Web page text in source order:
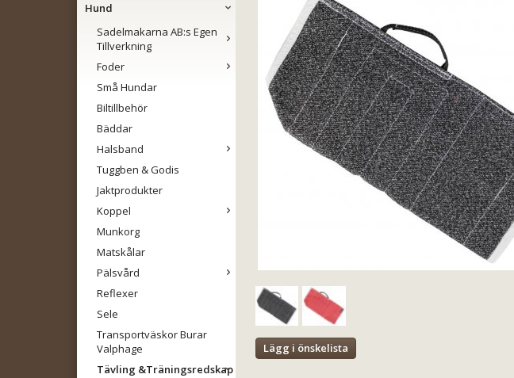
Hund
Sadelmakarna AB:s Egen
Tillverkning
Foder
Små Hundar
Biltillbehör
Bäddar
Halsband
Tuggben & Godis
Jaktprodukter
Koppel
Munkorg
Matskålar
Pälsvård
Reflexer
Sele
Transportväskor Burar
Valphage
Tävling &Träningsredskap
Lägg i önskelista